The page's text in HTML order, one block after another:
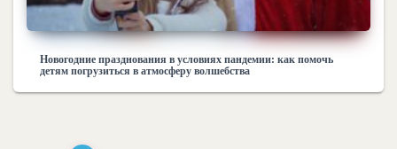
Новогодние празднования в условиях пандемии: как помочь
детям погрузиться в атмосферу волшебства